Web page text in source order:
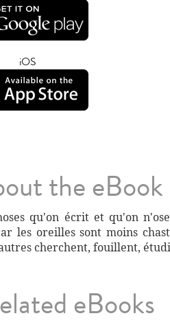
iOS
the eBook
qu'on écrit et qu'on
les oreilles sont moins
cherchent, fouillent,
eBooks